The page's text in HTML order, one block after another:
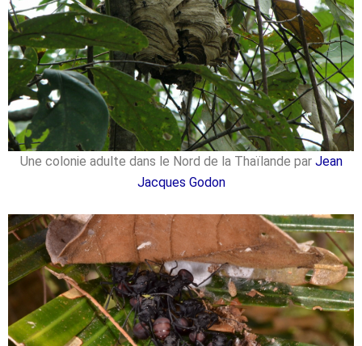
Une colonie adulte dans le Nord de la Thaïlande par Jean
Jacques Godon